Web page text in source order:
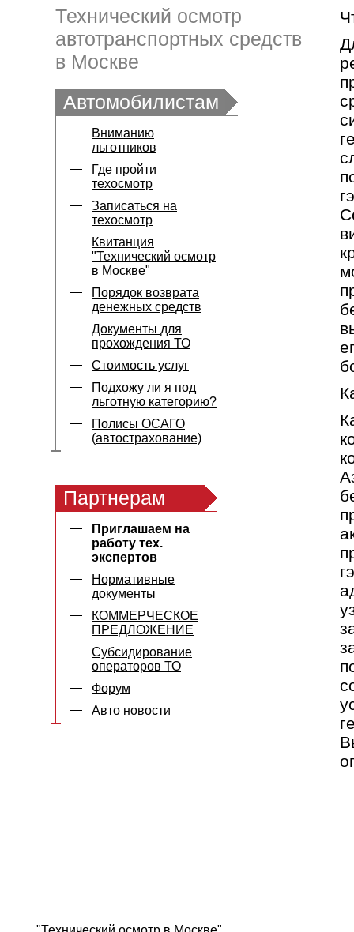
Технический осмотр
автотранспортных средств
в Москве
Автомобилистам
Вниманию
льготников
Где пройти
техосмотр
Записаться на
техосмотр
Квитанция
"Технический осмотр
в Москве"
Порядок возврата
денежных средств
Документы для
прохождения ТО
Стоимость услуг
Подхожу ли я под
льготную категорию?
Полисы ОСАГО
(автострахование)
Партнерам
Приглашаем на
работу тех.
экспертов
Нормативные
документы
КОММЕРЧЕСКОЕ
ПРЕДЛОЖЕНИЕ
Субсидирование
операторов ТО
Форум
Авто новости